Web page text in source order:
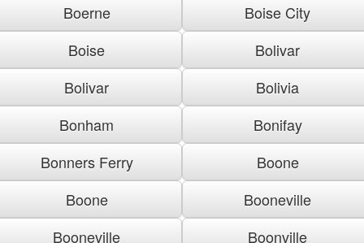
Boerne
Boise City
Boise
Bolivar
Bolivar
Bolivia
Bonham
Bonifay
Bonners Ferry
Boone
Boone
Booneville
Booneville
Boonville